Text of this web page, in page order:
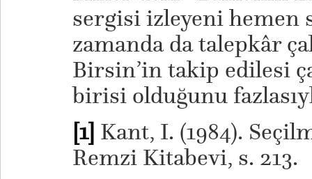
sergisi izleyeni hemen
zamanda da talepkâr
Birsin’in takip edilesi
birisi olduğunu
[1] Kant, I. (1984).
Remzi Kitabevi, s. 213.